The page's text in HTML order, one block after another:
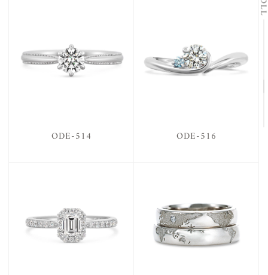
ODE-514 ODE-516